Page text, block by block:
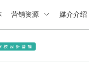
营销资源 媒介介绍